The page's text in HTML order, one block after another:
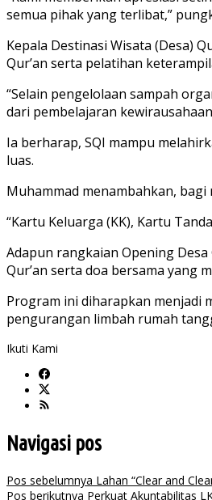
semua pihak yang terlibat,”
Kepala Destinasi Wisata (Desa)
Qur’an serta pelatihan
“Selain pengelolaan sampah
dari pembelajaran
Ia berharap, SQI mampu
luas.
Muhammad menambahkan,
“Kartu Keluarga (KK), Kartu
Adapun rangkaian Opening
Qur’an serta doa bersama yang
Program ini diharapkan menjadi
pengurangan limbah rumah
Ikuti Kami
Navigasi pos
Pos sebelumnya Lahan “Clear and
Pos berikutnya Perkuat Akuntabilitas